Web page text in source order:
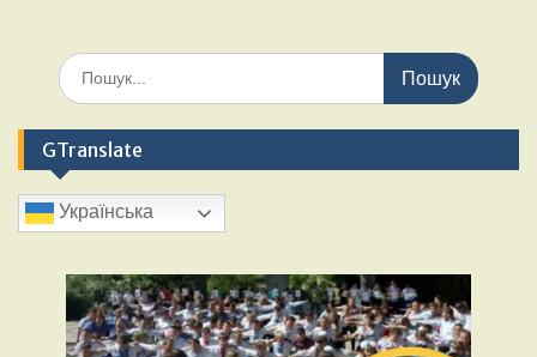
GTranslate
Українська